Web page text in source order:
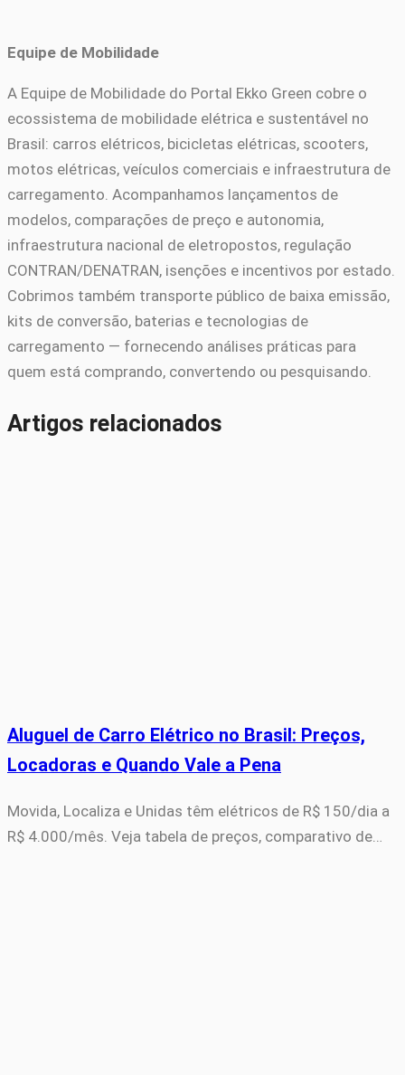
Equipe de Mobilidade
A Equipe de Mobilidade do Portal Ekko Green cobre o
ecossistema de mobilidade elétrica e sustentável no
Brasil: carros elétricos, bicicletas elétricas, scooters,
motos elétricas, veículos comerciais e infraestrutura de
carregamento. Acompanhamos lançamentos de
modelos, comparações de preço e autonomia,
infraestrutura nacional de eletropostos, regulação
CONTRAN/DENATRAN, isenções e incentivos por estado.
Cobrimos também transporte público de baixa emissão,
kits de conversão, baterias e tecnologias de
carregamento — fornecendo análises práticas para
quem está comprando, convertendo ou pesquisando.
Artigos relacionados
Aluguel de Carro Elétrico no Brasil: Preços,
Locadoras e Quando Vale a Pena
Movida, Localiza e Unidas têm elétricos de R$ 150/dia a
R$ 4.000/mês. Veja tabela de preços, comparativo de…